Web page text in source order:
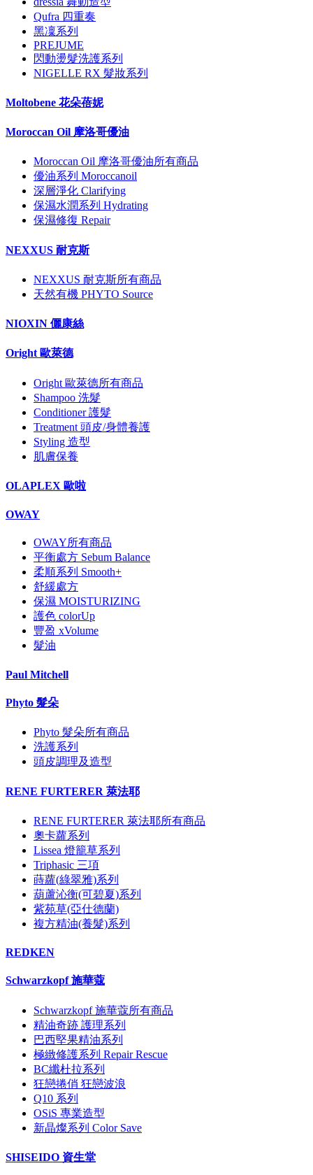
Qufra 四重奏
黑凜系列
PREJUME
閃動燙髮洗護系列
NIGELLE RX 髮妝系列
Moltobene 花朵蓓妮
Moroccan Oil 摩洛哥優油
Moroccan Oil 摩洛哥優油所有商品
優油系列 Moroccanoil
深層淨化 Clarifying
保濕水潤系列 Hydrating
保濕修復 Repair
NEXXUS 耐克斯
NEXXUS 耐克斯所有商品
天然有機 PHYTO Source
NIOXIN 儷康絲
Oright 歐萊德
Oright 歐萊德所有商品
Shampoo 洗髮
Conditioner 護髮
Treatment 頭皮/身體養護
Styling 造型
肌膚保養
OLAPLEX 歐啦
OWAY
OWAY所有商品
平衡處方 Sebum Balance
柔順系列 Smooth+
舒緩處方
保濕 MOISTURIZING
護色 colorUp
豐盈 xVolume
髮油
Paul Mitchell
Phyto 髮朵
Phyto 髮朵所有商品
洗護系列
頭皮調理及造型
RENE FURTERER 萊法耶
RENE FURTERER 萊法耶所有商品
奧卡蘿系列
Lissea 燈籠草系列
Triphasic 三項
蒔蘿(綠翠雅)系列
葫蘆沁衡(可碧夏)系列
紫苑草(亞仕德蘭)
複方精油(養髮)系列
REDKEN
Schwarzkopf 施華蔻
Schwarzkopf 施華蔻所有商品
精油奇跡 護理系列
巴西堅果精油系列
極緻修護系列 Repair Rescue
BC纖杜拉系列
狂戀捲俏 狂戀波浪
Q10 系列
OSiS 專業造型
新晶燦系列 Color Save
SHISEIDO 資生堂